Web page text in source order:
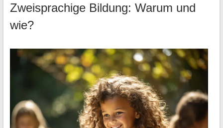
Zweisprachige Bildung: Warum und
wie?